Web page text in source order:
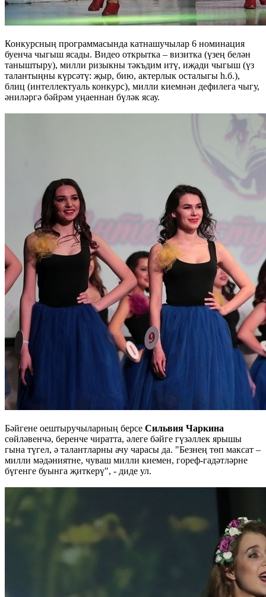
Конкурсның программасында катнашучылар 6 номинация
буенча чыгыш ясады. Видео открытка – визитка (үзең белән
таныштыру), милли ризыкны тәкъдим итү, иҗади чыгыш (үз
талантыңны күрсәтү: җыр, бию, актерлык осталыгы һ.б.),
блиц (интеллектуаль конкурс), милли киемнән дефилега чыгу,
әниләргә бәйрәм уңаеннан бүләк ясау.
Бәйгене оештыручыларның берсе Сильвия Чаркина
сөйләвенчә, беренче чиратта, әлеге бәйге гүзәллек ярышы
гына түгел, ә талантларны ачу чарасы да. "Безнең төп максат –
милли мәдәниятне, чуваш милли киемен, гореф-гадәтләрне
бүгенге буынга җиткерү", - диде ул.